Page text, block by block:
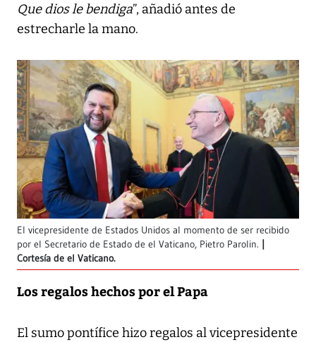
Que dios le bendiga”, añadió antes de
estrecharle la mano.
El vicepresidente de Estados Unidos al momento de ser recibido
por el Secretario de Estado de el Vaticano, Pietro Parolin.
Cortesía de el Vaticano.
Los regalos hechos por el Papa
El sumo pontífice hizo regalos al vicepresidente